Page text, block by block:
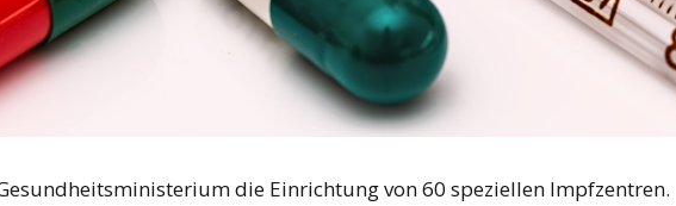
die Einrichtung von 60 speziellen Impfzentren.